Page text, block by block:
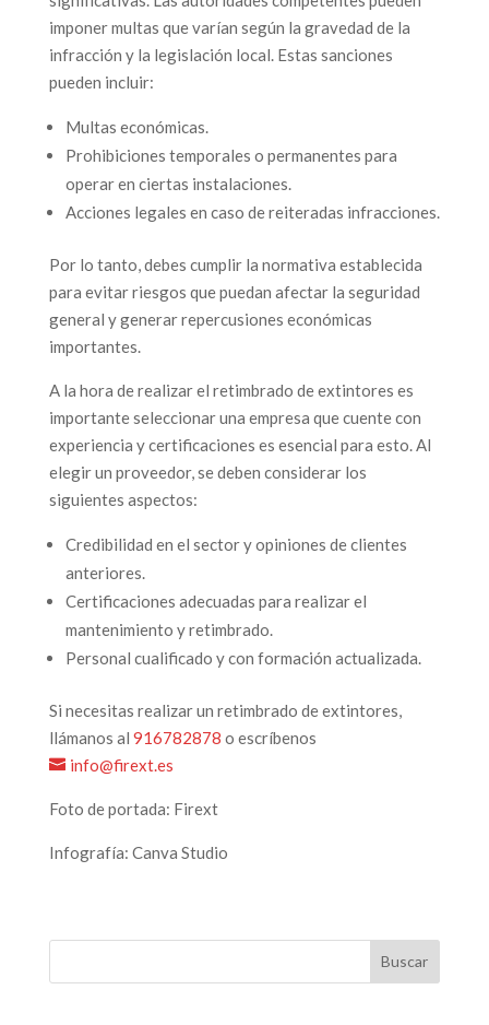
imponer multas que varían según la gravedad de la
infracción y la legislación local. Estas sanciones
pueden incluir:
Multas económicas.
Prohibiciones temporales o permanentes para
operar en ciertas instalaciones.
Acciones legales en caso de reiteradas infracciones.
Por lo tanto, debes cumplir la normativa establecida
para evitar riesgos que puedan afectar la seguridad
general y generar repercusiones económicas
importantes.
A la hora de realizar el retimbrado de extintores es
importante seleccionar una empresa que cuente con
experiencia y certificaciones es esencial para esto. Al
elegir un proveedor, se deben considerar los
siguientes aspectos:
Credibilidad en el sector y opiniones de clientes
anteriores.
Certificaciones adecuadas para realizar el
mantenimiento y retimbrado.
Personal cualificado y con formación actualizada.
Si necesitas realizar un retimbrado de extintores,
llámanos al 916782878 o escríbenos
info@firext.es
Foto de portada: Firext
Infografía: Canva Studio